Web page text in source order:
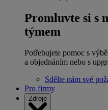
Promluvte si s
týmem
Potřebujete pomoc s
a objednáním nebo s
Sdělte nám své
Pro firmy
Zdroje